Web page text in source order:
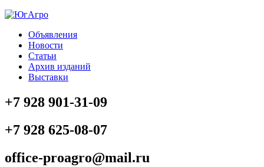
Объявления
Новости
Статьи
Архив изданий
Выставки
+7 928 901-31-09
+7 928 625-08-07
office-proagro@mail.ru